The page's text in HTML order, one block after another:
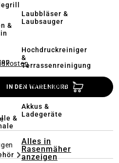
&
&
&
Laubbläser &
Laubsauger
Hochdruckreiniger
&
Terrassenreinigung
Kehrmaschinen
Akkus &
Ladegeräte
Alles in
Rasenmäher
anzeigen
Produktes
IN DEN WARENKORB